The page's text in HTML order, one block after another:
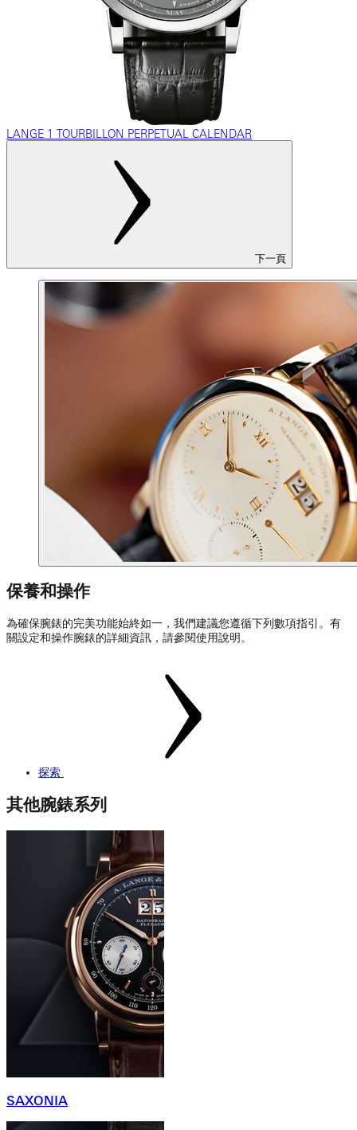
LANGE 1 TOURBILLON PERPETUAL CALENDAR
下一頁
保養和操作
為確保腕錶的完美功能始終如一，我們建議您遵循下列數項指引。有
關設定和操作腕錶的詳細資訊，請參閱使用說明。
探索
其他腕錶系列
SAXONIA